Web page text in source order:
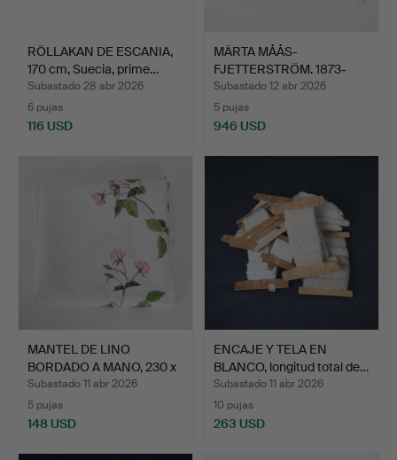
RÖLLAKAN DE ESCANIA,
170 cm, Suecia, prime…
Subastado 28 abr 2026
6 pujas
116 USD
MÄRTA MÅÅS-
FJETTERSTRÖM. 1873-
1941. Cojín …
Subastado 12 abr 2026
5 pujas
946 USD
MANTEL DE LINO
BORDADO A MANO, 230 x
140 c…
Subastado 11 abr 2026
5 pujas
148 USD
ENCAJE Y TELA EN
BLANCO, longitud total de…
Subastado 11 abr 2026
10 pujas
263 USD